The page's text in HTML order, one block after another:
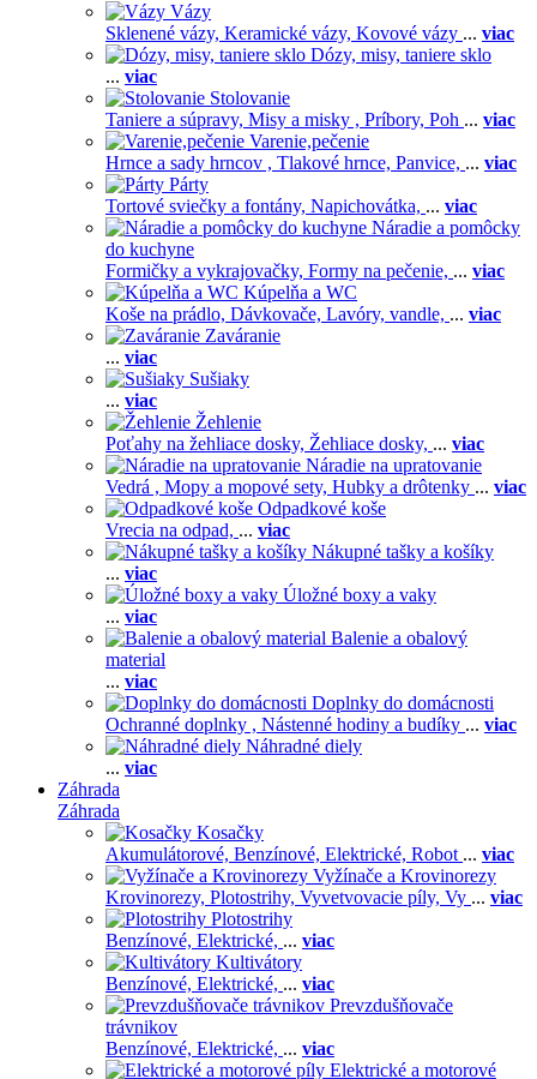
Vázy
Sklenené vázy, Keramické vázy, Kovové vázy ... viac
Dózy, misy, taniere sklo
... viac
Stolovanie
Taniere a súpravy, Misy a misky , Príbory, Poh ... viac
Varenie,pečenie
Hrnce a sady hrncov , Tlakové hrnce, Panvice, ... viac
Párty
Tortové sviečky a fontány, Napichovátka, ... viac
Náradie a pomôcky
do kuchyne
Formičky a vykrajovačky, Formy na pečenie, ... viac
Kúpelňa a WC
Koše na prádlo, Dávkovače, Lavóry, vandle, ... viac
Zaváranie
... viac
Sušiaky
... viac
Žehlenie
Poťahy na žehliace dosky, Žehliace dosky, ... viac
Náradie na upratovanie
Vedrá , Mopy a mopové sety, Hubky a drôtenky ... viac
Odpadkové koše
Vrecia na odpad, ... viac
Nákupné tašky a košíky
... viac
Úložné boxy a vaky
... viac
Balenie a obalový
material
... viac
Doplnky do domácnosti
Ochranné doplnky , Nástenné hodiny a budíky ... viac
Náhradné diely
... viac
Záhrada
Záhrada
Kosačky
Akumulátorové, Benzínové, Elektrické, Robot ... viac
Vyžínače a Krovinorezy
Krovinorezy, Plotostrihy, Vyvetvovacie píly, Vy ... viac
Plotostrihy
Benzínové, Elektrické, ... viac
Kultivátory
Benzínové, Elektrické, ... viac
Prevzdušňovače
trávnikov
Benzínové, Elektrické, ... viac
Elektrické a motorové